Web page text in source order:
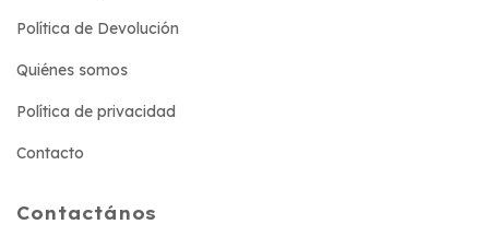
Política de Devolución
Quiénes somos
Política de privacidad
Contacto
Contactános